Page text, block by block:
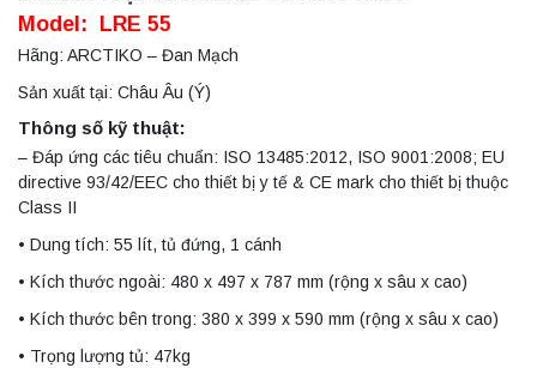
Model: LRE 55
Hãng: ARCTIKO – Đan Mạch
Sản xuất tại: Châu Âu (Ý)
Thông số kỹ thuật:
– Đáp ứng các tiêu chuẩn: ISO 13485:2012, ISO 9001:2008; EU
directive 93/42/EEC cho thiết bị y tế & CE mark cho thiết bị thuộc
Class II
• Dung tích: 55 lít, tủ đứng, 1 cánh
• Kích thước ngoài: 480 x 497 x 787 mm (rộng x sâu x cao)
• Kích thước bên trong: 380 x 399 x 590 mm (rộng x sâu x cao)
• Trọng lượng tủ: 47kg